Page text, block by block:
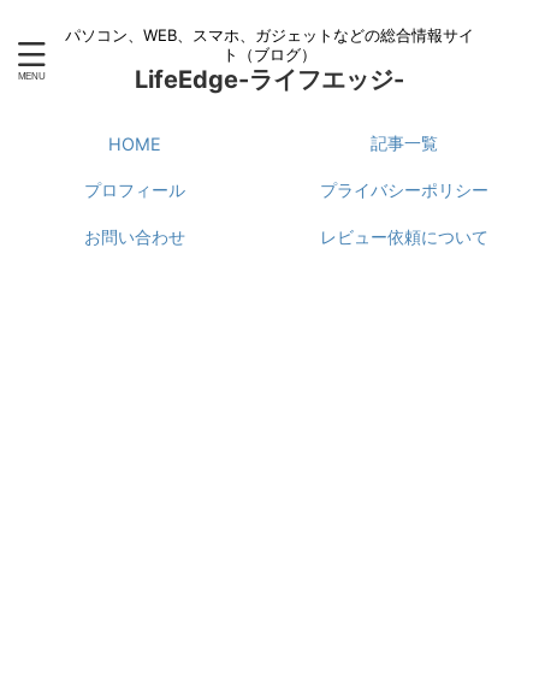
パソコン、WEB、スマホ、ガジェットなどの総合情報サイ
ト（ブログ）
LifeEdge-ライフエッジ-
HOME 記事一覧
プロフィール プライバシーポリシー
お問い合わせ レビュー依頼について